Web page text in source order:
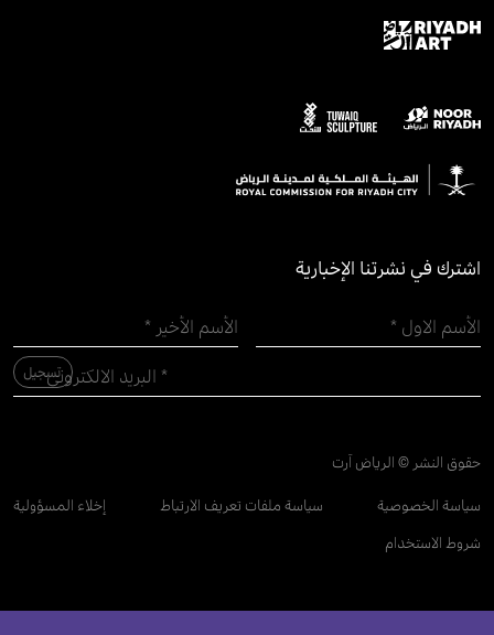
اشترك في نشرتنا الإخبارية
حقوق النشر © الرياض آرت
سياسة الخصوصية سياسة ملفات تعريف الارتباط
إخلاء المسؤولية
شروط الاستخدام